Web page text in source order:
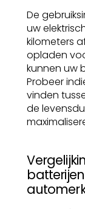
De
uw
kilometers
opladen
kunnen uw
Probeer
vinden
de